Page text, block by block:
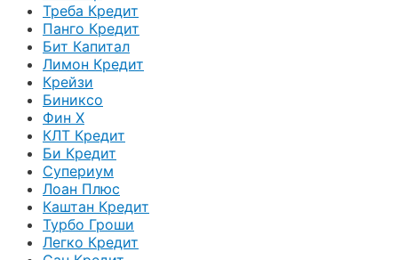
Треба Кредит
Панго Кредит
Бит Капитал
Лимон Кредит
Крейзи
Биниксо
Фин Х
КЛТ Кредит
Би Кредит
Супериум
Лоан Плюс
Каштан Кредит
Турбо Гроши
Легко Кредит